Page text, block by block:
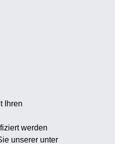
Ihren
werden
unserer unter